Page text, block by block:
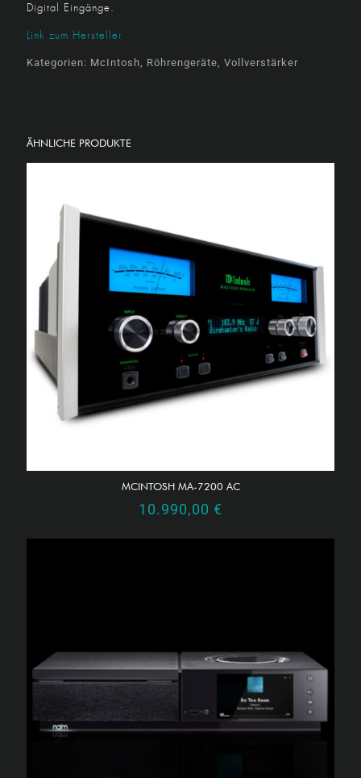
Digital Eingänge.
Link zum Hersteller
Kategorien: McIntosh, Röhrengeräte, Vollverstärker
ÄHNLICHE PRODUKTE
MCINTOSH MA-7200 AC
10.990,00 €